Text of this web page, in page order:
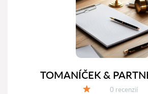
TOMANÍČEK &
Recenzií:
0 recenzií